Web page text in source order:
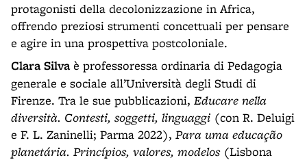
protagonisti della decolonizzazione in Africa,
offrendo preziosi strumenti concettuali per pensare
e agire in una prospettiva postcoloniale.
Clara Silvaè professoressa ordinaria di Pedagogia
generale e sociale all’Università degli Studi di
Firenze. Tra le sue pubblicazioni, Educare nella
diversità. Contesti, soggetti, linguaggi (con R. Deluigi
e F. L. Zaninelli; Parma 2022), Para uma educação
planetária. Princípios, valores, modelos(Lisbona